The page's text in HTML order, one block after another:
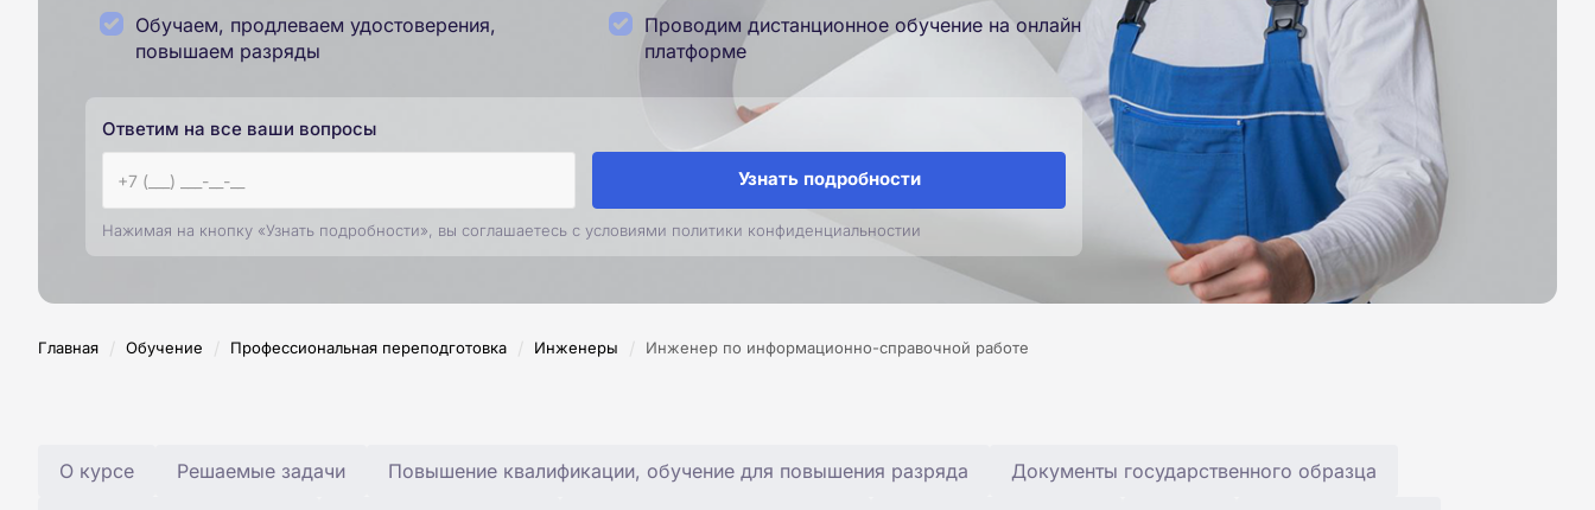
Обучаем, продлеваем удостоверения,
повышаем разряды
Проводим дистанционное обучение на онлайн
платформе
Ответим на все ваши вопросы
Узнать подробности
Нажимая на кнопку «Узнать подробности», вы соглашаетесь с условиями политики конфиденциальностии
Главная / Обучение / Профессиональная переподготовка / Инженеры / Инженер по информационно-справочной работе
О курсе Решаемые задачи Повышение квалификации, обучение для повышения разряда Документы государственного образца